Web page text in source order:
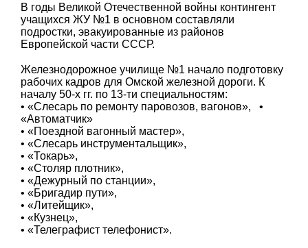
В годы Великой Отечественной войны контингент
учащихся ЖУ №1 в основном составляли
подростки, эвакуированные из районов
Европейской части СССР.
Железнодорожное училище №1 начало подготовку
рабочих кадров для Омской железной дороги. К
началу 50-х гг. по 13-ти специальностям:
• «Слесарь по ремонту паровозов, вагонов», •
«Автоматчик»
• «Поездной вагонный мастер»,
• «Слесарь инструментальщик»,
• «Токарь»,
• «Столяр плотник»,
• «Дежурный по станции»,
• «Бригадир пути»,
• «Литейщик»,
• «Кузнец»,
• «Телеграфист телефонист».